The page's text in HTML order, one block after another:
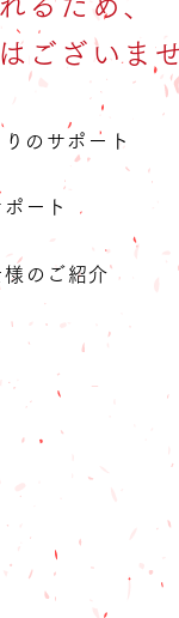
るため、
ございま
のサポート
ート
のご紹介
わせていただきま